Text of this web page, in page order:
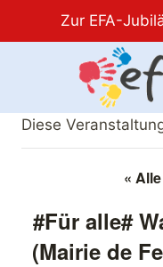
Zur EFA-
Diese
«
#Für alle#
(Mairie de